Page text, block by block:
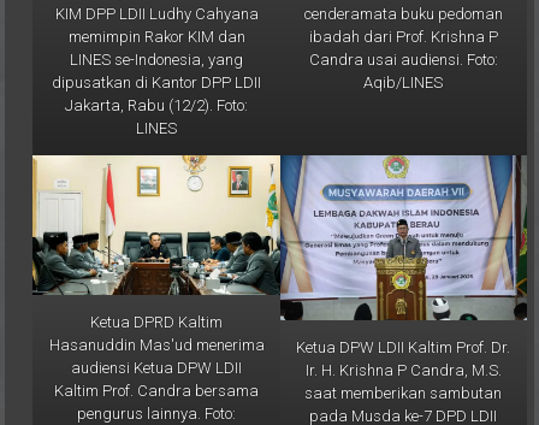
memimpin Rakor KIM dan
LINES se-Indonesia, yang
dipusatkan di Kantor DPP LDII
Jakarta, Rabu (12/2). Foto:
LINES
ibadah dari Prof. Krishna P
Candra usai audiensi. Foto:
Aqib/LINES
Ketua DPRD Kaltim
Hasanuddin Mas'ud menerima
audiensi Ketua DPW LDII
Kaltim Prof. Candra bersama
pengurus lainnya. Foto:
Aqib/LINES
Ketua DPW LDII Kaltim Prof. Dr.
Ir. H. Krishna P Candra, M.S.
saat memberikan sambutan
pada Musda ke-7 DPD LDII
Kab. Berau, Rabu (29/1/2025).